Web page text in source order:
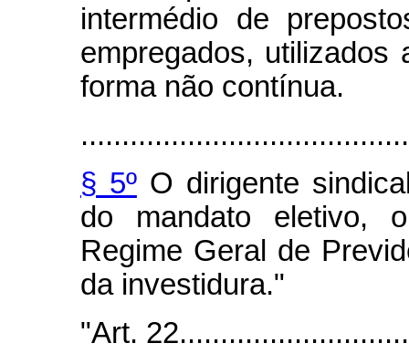
intermédio de
empregados, utilizados
forma não contínua.
§ 5ºO dirigente
do mandato eletivo,
Regime Geral de
da investidura."
"Art.